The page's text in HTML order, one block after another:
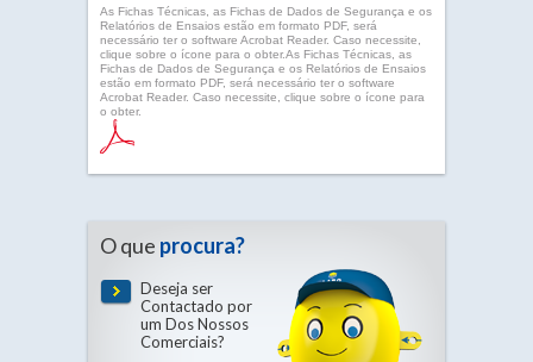
As Fichas Técnicas, as Fichas de Dados de Segurança e os
Relatórios de Ensaios estão em formato PDF, será
necessário ter o software Acrobat Reader. Caso necessite,
clique sobre o ícone para o obter.As Fichas Técnicas, as
Fichas de Dados de Segurança e os Relatórios de Ensaios
estão em formato PDF, será necessário ter o software
Acrobat Reader. Caso necessite, clique sobre o ícone para
o obter.
O que procura?
Deseja ser
Contactado por
um Dos Nossos
Comerciais?